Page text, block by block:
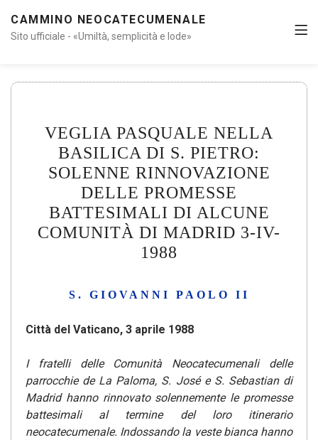
CAMMINO NEOCATECUMENALE
Sito ufficiale - «Umiltà, semplicità e lode»
VEGLIA PASQUALE NELLA
BASILICA DI S. PIETRO:
SOLENNE RINNOVAZIONE
DELLE PROMESSE
BATTESIMALI DI ALCUNE
COMUNITÀ DI MADRID 3-IV-
1988
S. GIOVANNI PAOLO II
Città del Vaticano, 3 aprile 1988
I fratelli delle Comunità Neocatecumenali delle
parrocchie de La Paloma, S. José e S. Sebastian di
Madrid hanno rinnovato solennemente le promesse
battesimali al termine del loro itinerario
neocatecumenale. Indossando la veste bianca hanno